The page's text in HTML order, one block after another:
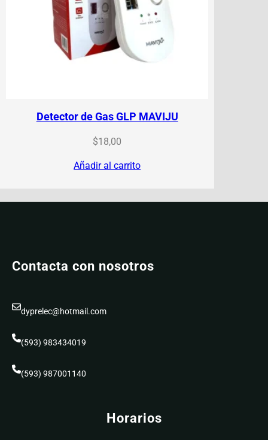
Detector de Gas GLP MAVIJU
$18,00
Añadir al carrito
Contacta con nosotros
dyprelec@hotmail.com
(593) 983434019
(593) 987001140
Horarios